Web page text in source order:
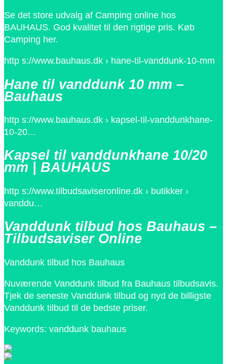
Se det store udvalg af Camping online hos
BAUHAUS. God kvalitet til den rigtige pris. Køb
Camping her.
http s://www.bauhaus.dk › hane-til-vanddunk-10-mm
Hane til vanddunk 10 mm –
Bauhaus
http s://www.bauhaus.dk › kapsel-til-vanddunkhane-
10-20…
Kapsel til vanddunkhane 10/20
mm | BAUHAUS
http s://www.tilbudsaviseronline.dk › butikker ›
vanddu…
Vanddunk tilbud hos Bauhaus –
Tilbudsaviser Online
Vanddunk tilbud hos Bauhaus
Nuværende Vanddunk tilbud fra Bauhaus tilbudsavis.
Tjek de seneste Vanddunk tilbud og nyd de billigste
Vanddunk tilbud til de bedste priser.
Keywords: vanddunk bauhaus